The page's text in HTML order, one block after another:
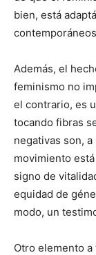
bien, está
Además, el
feminismo no
el contrario, es
tocando fibras
negativas son,
movimiento
signo de
equidad de
modo, un
Otro elemento